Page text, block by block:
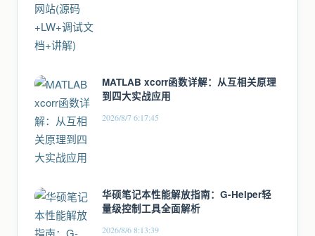
MATLAB xcorr函数详解：从互相关原理
到四大实战应用
2026/8/7 6:17:45
华硕笔记本性能解放指南：G-Helper轻
量级控制工具全面解析
2026/8/6 8:13:39